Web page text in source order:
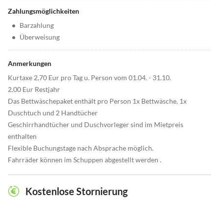
Zahlungsmöglichkeiten
• Barzahlung
• Überweisung
Anmerkungen
Kurtaxe 2,70 Eur pro Tag u. Person vom 01.04. - 31.10.
2.00 Eur Restjahr
Das Bettwäschepaket enthält pro Person 1x Bettwäsche, 1x
Duschtuch und 2 Handtücher
Geschirrhandtücher und Duschvorleger sind im Mietpreis
enthalten
Flexible Buchungstage nach Absprache möglich.
Fahrräder können im Schuppen abgestellt werden .
Kostenlose Stornierung